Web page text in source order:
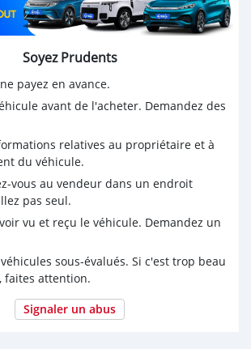
Soyez Prudents
payez en avance.
avant de l'acheter. Demandez des
relatives au propriétaire et à
du véhicule.
vous au vendeur dans un endroit
pas seul.
vu et reçu le véhicule. Demandez un
sous-évalués. Si c'est trop beau
faites attention.
Signaler un abus